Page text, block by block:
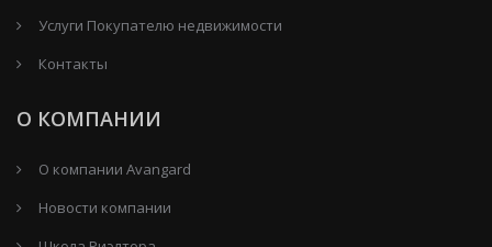
Услуги Покупателю недвижимости
Контакты
О КОМПАНИИ
О компании Avangard
Новости компании